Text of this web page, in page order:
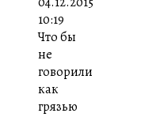
10:19
Что бы
не
говорили
как
грязью